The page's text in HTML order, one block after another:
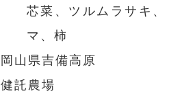
芯菜、ツルムラサキ
マ、柿
岡山県吉備高原
健託農場